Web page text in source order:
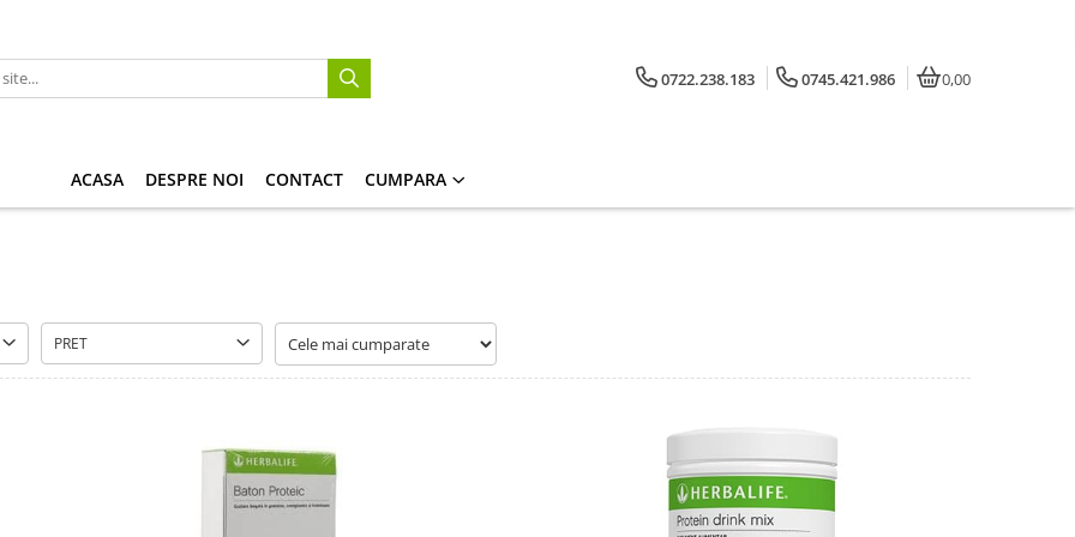
0722.238.183 0745.421.986 0,00
ACASA DESPRE NOI CONTACT CUMPARA
PRET